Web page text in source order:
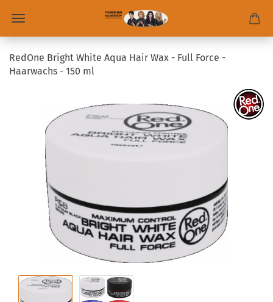
RedOne Bright White Aqua Hair Wax - Full Force -
Haarwachs - 150 ml